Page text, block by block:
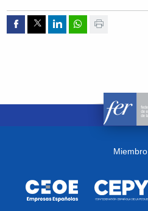
Compartir por Facebook
Compartir por Twitter
Compartir por
Compartir por
Imprimir